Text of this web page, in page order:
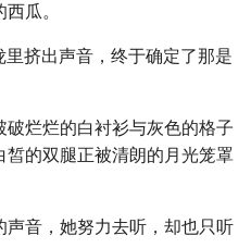
瓜。
挤出声音，终于确定了那是
烂烂的白衬衫与灰色的格子
的双腿正被清朗的月光笼罩
音，她努力去听，却也只听